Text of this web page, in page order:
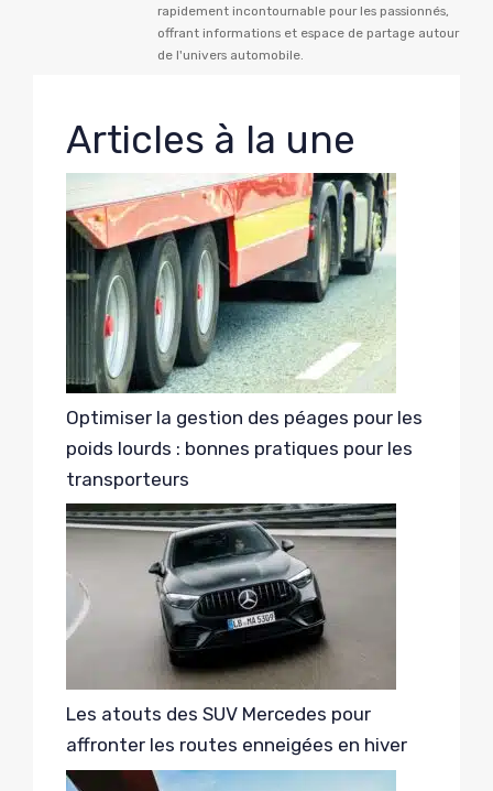
rapidement incontournable pour les passionnés,
offrant informations et espace de partage autour
de l'univers automobile.
Articles à la une
Optimiser la gestion des péages pour les
poids lourds : bonnes pratiques pour les
transporteurs
Les atouts des SUV Mercedes pour
affronter les routes enneigées en hiver